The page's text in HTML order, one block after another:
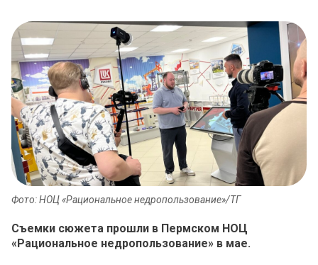
Фото: НОЦ «Рациональное недропользование»/ТГ
Съемки сюжета прошли в Пермском НОЦ
«Рациональное недропользование» в мае.